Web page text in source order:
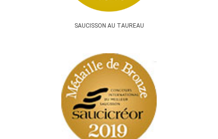
SAUCISSON AU TAUREAU